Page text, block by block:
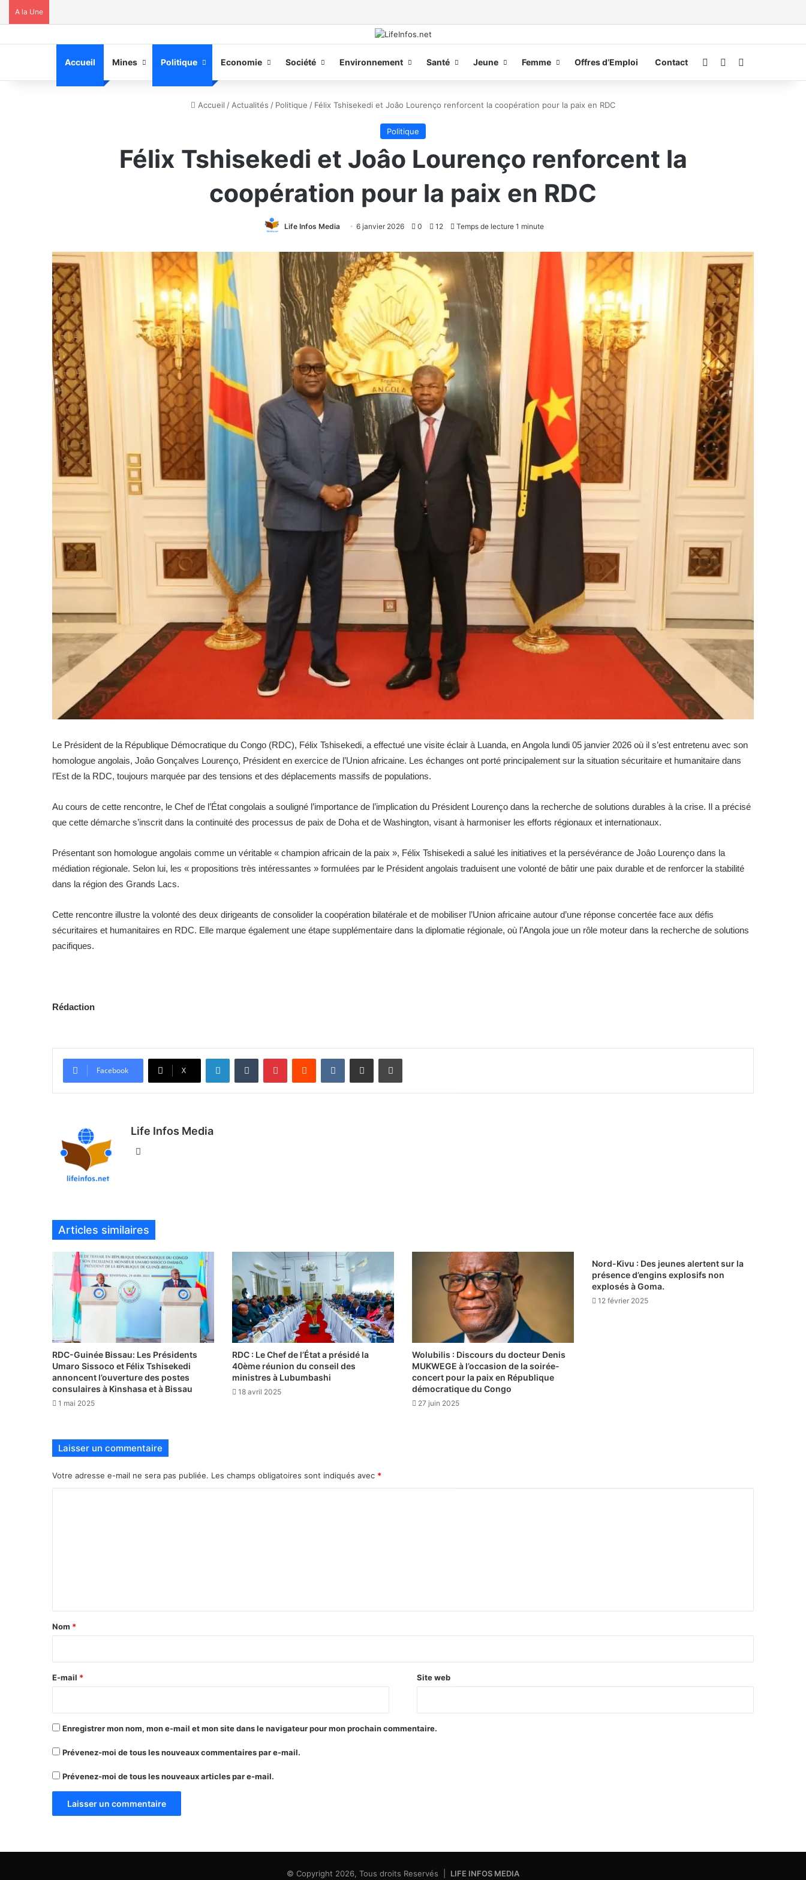
A la Une
Accueil Mines Politique Economie Société Environnement Santé Jeune Femme Offres d’Emploi Contact ConnexionSwitch skin
Accueil / Actualités / Politique / Félix Tshisekedi et Joâo Lourenço renforcent la coopération pour la paix en RDC
Politique
Félix Tshisekedi et Joâo Lourenço renforcent la
coopération pour la paix en RDC
Life Infos Media 6 janvier 2026 0 12 Temps de lecture 1 minute
Le Président de la République Démocratique du Congo (RDC), Félix Tshisekedi, a effectué une visite éclair à Luanda, en Angola lundi 05 janvier 2026 où il s’est entretenu avec son
homologue angolais, Joâo Gonçalves Lourenço, Président en exercice de l’Union africaine. Les échanges ont porté principalement sur la situation sécuritaire et humanitaire dans
l’Est de la RDC, toujours marquée par des tensions et des déplacements massifs de populations.
Au cours de cette rencontre, le Chef de l’État congolais a souligné l’importance de l’implication du Président Lourenço dans la recherche de solutions durables à la crise. Il a précisé
que cette démarche s’inscrit dans la continuité des processus de paix de Doha et de Washington, visant à harmoniser les efforts régionaux et internationaux.
Présentant son homologue angolais comme un véritable « champion africain de la paix », Félix Tshisekedi a salué les initiatives et la persévérance de Joâo Lourenço dans la
médiation régionale. Selon lui, les « propositions très intéressantes » formulées par le Président angolais traduisent une volonté de bâtir une paix durable et de renforcer la stabilité
dans la région des Grands Lacs.
Cette rencontre illustre la volonté des deux dirigeants de consolider la coopération bilatérale et de mobiliser l’Union africaine autour d’une réponse concertée face aux défis
sécuritaires et humanitaires en RDC. Elle marque également une étape supplémentaire dans la diplomatie régionale, où l’Angola joue un rôle moteur dans la recherche de solutions
pacifiques.
Rédaction
Facebook X
Life Infos Media
Articles similaires
RDC-Guinée Bissau: Les Présidents
Umaro Sissoco et Félix Tshisekedi
annoncent l’ouverture des postes
consulaires à Kinshasa et à Bissau
1 mai 2025
RDC : Le Chef de l’État a présidé la
40ème réunion du conseil des
ministres à Lubumbashi
18 avril 2025
Wolubilis : Discours du docteur Denis
MUKWEGE à l’occasion de la soirée-
concert pour la paix en République
démocratique du Congo
27 juin 2025
Nord-Kivu : Des jeunes alertent sur la
présence d’engins explosifs non
explosés à Goma.
12 février 2025
Laisser un commentaire
Votre adresse e-mail ne sera pas publiée. Les champs obligatoires sont indiqués avec *
a
e
Nom *
E-mail * Site web
Enregistrer mon nom, mon e-mail et mon site dans le navigateur pour mon prochain commentaire.
Prévenez-moi de tous les nouveaux commentaires par e-mail.
Prévenez-moi de tous les nouveaux articles par e-mail.
© Copyright 2026, Tous droits Reservés | LIFE INFOS MEDIA